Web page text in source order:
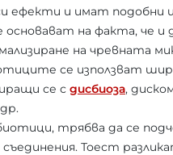
и имат подобни
на факта, че и
на чревната
се използват
се с дисбиоза,
трябва да се
Тоест